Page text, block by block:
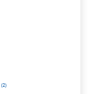
(2)